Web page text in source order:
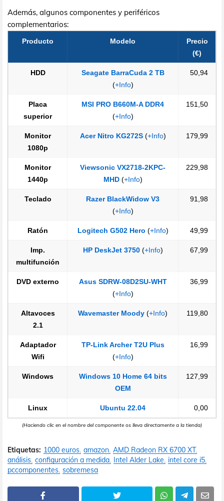
Además, algunos componentes y periféricos
complementarios:
Producto Modelo
Precio
(€)
HDD
Seagate BarraCuda 2 TB
(+Info)
50,94
Placa
superior
MSI PRO B660M-A DDR4
(+Info)
151,50
Monitor
1080p
Acer Nitro KG272S(+Info) 179,99
Monitor
1440p
Viewsonic VX2718-2KPC-
MHD(+Info)
229,98
Teclado
Razer BlackWidow V3
(+Info)
91,98
Ratón Logitech G502 Hero (+Info) 49,99
Imp.
multifunción
HP DeskJet 3750(+Info) 67,99
DVD externo
Asus SDRW-08D2SU-WHT
(+Info)
36,99
Altavoces
2.1
Wavemaster Moody (+Info) 119,80
Adaptador
Wifi
TP-Link Archer T2U Plus
(+Info)
16,99
Windows
Windows 10 Home 64 bits
OEM
127,99
Linux Ubuntu 22.04 0,00
(Haciendo clic en el nombre del componente os lleva directamente a la tienda)
Etiquetas: 1000 euros amazon AMD Radeon RX 6700 XT
análisis configuración a medida Intel Alder Lake intel core i5
pccomponentes sobremesa